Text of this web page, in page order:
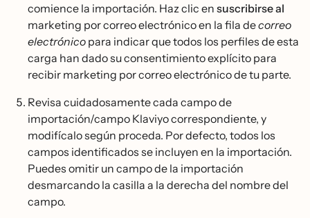
comience la importación. Haz clic en suscribirse al
marketing por correo electrónico en la fila decorreo
electrónico para indicar que todos los perfiles de esta
carga han dado su consentimiento explícito para
recibir marketing por correo electrónico de tu parte.
Revisa cuidadosamente cada campo de
importación/campo Klaviyo correspondiente, y
modifícalo según proceda. Por defecto, todos los
campos identificados se incluyen en la importación.
Puedes omitir un campo de la importación
desmarcando la casilla a la derecha del nombre del
campo.